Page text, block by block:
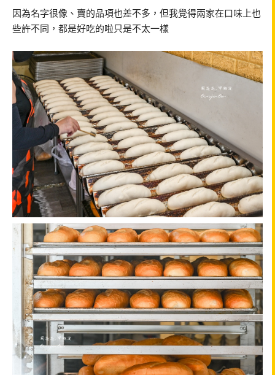
因為名字很像、賣的品項也差不多，但我覺得兩家在口味上也
些許不同，都是好吃的啦只是不太一樣